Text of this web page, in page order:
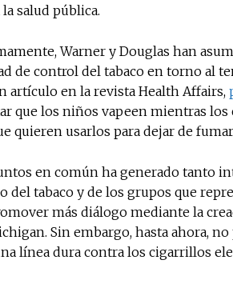
salud pública.
Warner y Douglas han
de control del tabaco en torno al
artículo en la revista Health Affairs,
que los niños vapeen mientras
quieren usarlos para dejar de
en común ha generado tanto
del tabaco y de los grupos que
más diálogo mediante la
Sin embargo, hasta ahora,
línea dura contra los cigarrillos